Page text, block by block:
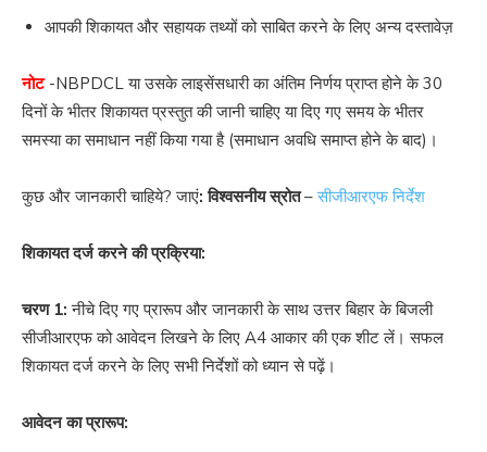
आपकी शिकायत और सहायक तथ्यों को साबित करने के लिए अन्य दस्तावेज़
नोट-NBPDCL या उसके लाइसेंसधारी का अंतिम निर्णय प्राप्त होने के 30
दिनों के भीतर शिकायत प्रस्तुत की जानी चाहिए या दिए गए समय के भीतर
समस्या का समाधान नहीं किया गया है (समाधान अवधि समाप्त होने के बाद)।
कुछ और जानकारी चाहिये? जाएं:विश्वसनीय स्रोत–सीजीआरएफ निर्देश
शिकायत दर्ज करने की प्रक्रिया:
चरण 1: नीचे दिए गए प्रारूप और जानकारी के साथ उत्तर बिहार के बिजली
सीजीआरएफ को आवेदन लिखने के लिए A4 आकार की एक शीट लें। सफल
शिकायत दर्ज करने के लिए सभी निर्देशों को ध्यान से पढ़ें।
आवेदन का प्रारूप: